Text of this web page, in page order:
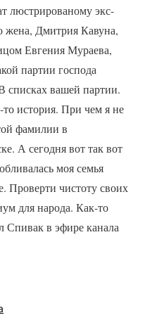
люстрированому экс-
Дмитрия Кавуна,
Евгения Мураева,
партии господа
списках вашей партии.
история. При чем я не
фамилии в
А сегодня вот так вот
моя семья
Проверти чистоту своих
для народа. Как-то
Спивак в эфире канала